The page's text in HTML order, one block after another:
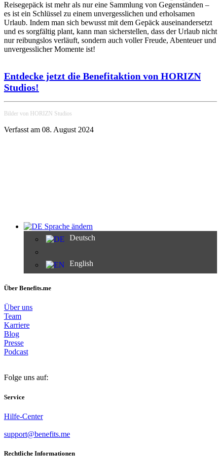
Reisegepäck ist mehr als nur eine Sammlung von Gegenständen –
es ist ein Schlüssel zu einem unvergesslichen und erholsamen
Urlaub. Indem man sich bewusst mit dem Gepäck auseinandersetzt
und es sorgfältig plant, kann man sicherstellen, dass der Urlaub nicht
nur reibungslos verläuft, sondern auch voller Freude, Abenteuer und
unvergesslicher Momente ist!
Entdecke jetzt die Benefitaktion von HORIZN
Studios!
Bilder von HORIZN Studios
Verfasst am 08. August 2024
Sprache ändern
Deutsch
English
Über Benefits.me
Über uns
Team
Karriere
Blog
Presse
Podcast
Folge uns auf:
Service
Hilfe-Center
support@benefits.me
Rechtliche Informationen